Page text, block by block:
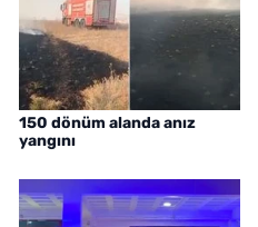
150 dönüm alanda anız
yangını